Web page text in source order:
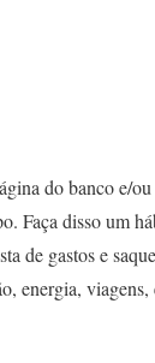
do banco e/
Faça disso um
de gastos e
energia, viagens,